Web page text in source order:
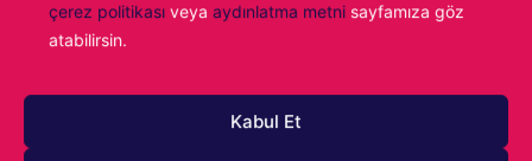
çerez politikası veya aydınlatma metni sayfamıza göz
atabilirsin.
Kabul Et
Daha Fazla Atarita